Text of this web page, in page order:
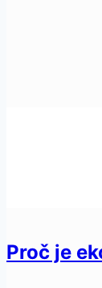
Proč je